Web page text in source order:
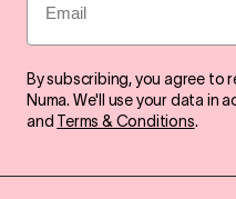
By subscribing, you agree to
Numa. We'll use your data in
and Terms & Conditions.